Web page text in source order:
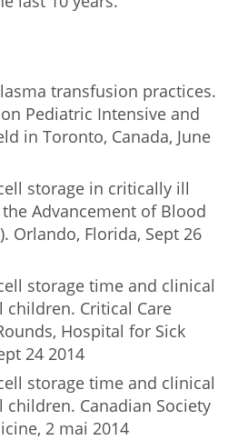
transfusion practices.
Pediatric Intensive and
in Toronto, Canada, June
storage in critically ill
Advancement of Blood
Orlando, Florida, Sept 26
storage time and clinical
Critical Care
Hospital for Sick
24 2014
storage time and clinical
Canadian Society
2 mai 2014